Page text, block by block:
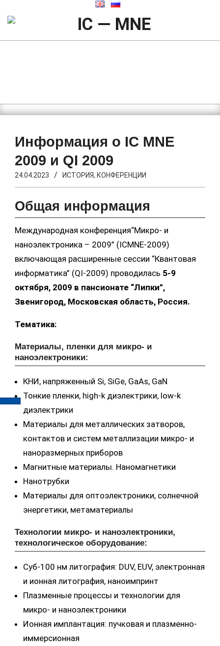
IC
Информация о IC MNE
2009 и QI 2009
24.04.2023 ИСТОРИЯ, КОНФЕРЕНЦИИ
Общая информация
Международная конференция“Микро- и
наноэлектроника – 2009” (ICMNE-2009)
включающая расширенные сессии “Квантовая
информатика” (QI-2009) проводилась 5-9
октября, 2009 в пансионате “Липки”,
Звенигород, Московская область, Россия.
Тематика:
Материалы, пленки для микро- и
наноэлектроники:
КНИ, напряженный Si, SiGe, GaAs, GaN
Тонкие пленки, high-k диэлектрики, low-k
диэлектрики
Материалы для металлических затворов,
контактов и систем металлизации микро- и
наноразмерных приборов
Магнитные материалы. Наномагнетики
Нанотрубки
Материалы для оптоэлектроники, солнечной
энергетики, метаматериалы
Технологии микро- и наноэлектроники,
технологическое оборудование:
Суб-100 нм литография: DUV, EUV, электронная
и ионная литография, наноимпринт
Плазменные процессы и технологии для
микро- и наноэлектроники
Ионная имплантация: пучковая и плазменно-
иммерсионная